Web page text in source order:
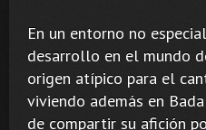
En un entorno no
desarrollo en el mundo
origen atípico para el
viviendo además en
de compartir su afición